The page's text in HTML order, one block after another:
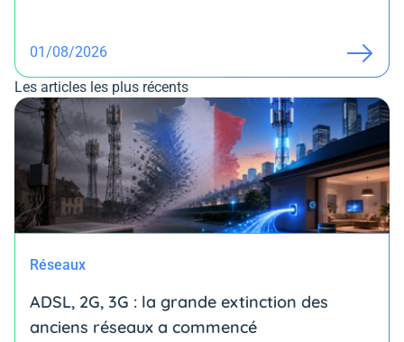
01/08/2026
Les articles les plus récents
Réseaux
ADSL, 2G, 3G : la grande extinction des
anciens réseaux a commencé